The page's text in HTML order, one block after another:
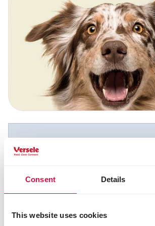
Consent Details
This website uses cookies
Een partner die waarde